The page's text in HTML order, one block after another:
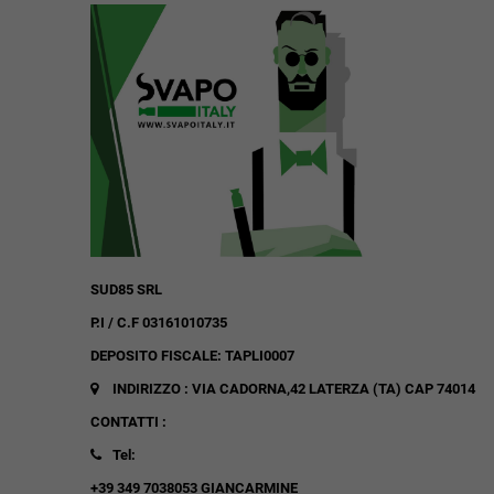
SUD85 SRL
P.I / C.F 03161010735
DEPOSITO FISCALE: TAPLI0007
INDIRIZZO : VIA CADORNA,42 LATERZA (TA) CAP 74014
CONTATTI :
Tel:
+39 349 7038053 GIANCARMINE